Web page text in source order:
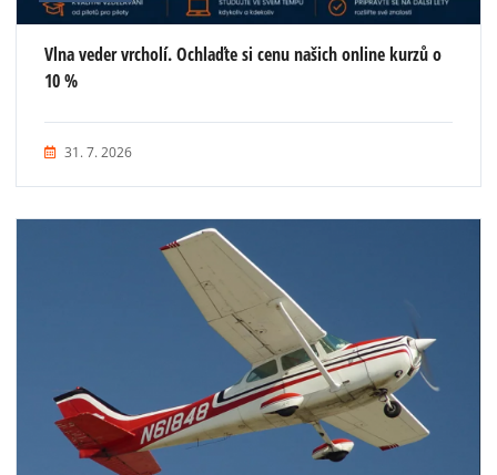
Vlna veder vrcholí. Ochlaďte si cenu našich online kurzů o
10 %
31. 7. 2026